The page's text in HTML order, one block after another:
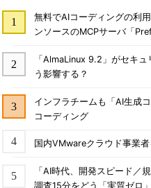
無料でAIコーディングの利
ンソースのMCPサーバ「
「AlmaLinux 9.2」がセキ
う影響する？
インフラチームも「AI生成
コーディング
国内VMwareクラウド事業
「AI時代、開発スピード
調査15分をどう「実質ゼロ